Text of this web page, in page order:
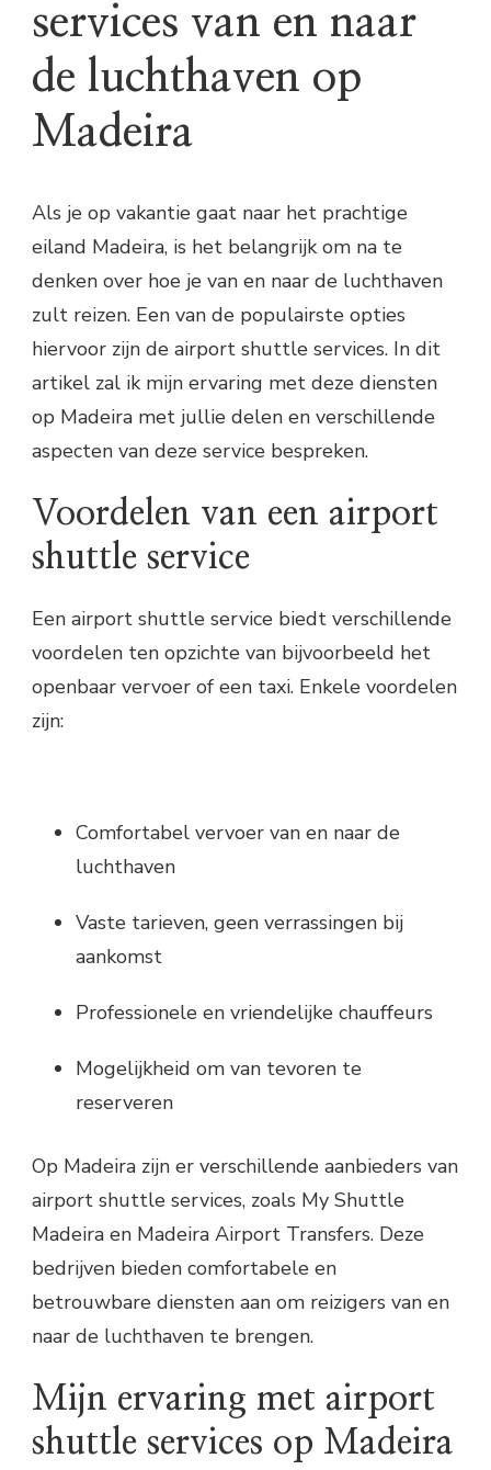
services van en naar
de luchthaven op
Madeira
Als je op vakantie gaat naar het prachtige
eiland Madeira, is het belangrijk om na te
denken over hoe je van en naar de luchthaven
zult reizen. Een van de populairste opties
hiervoor zijn de airport shuttle services. In dit
artikel zal ik mijn ervaring met deze diensten
op Madeira met jullie delen en verschillende
aspecten van deze service bespreken.
Voordelen van een airport
shuttle service
Een airport shuttle service biedt verschillende
voordelen ten opzichte van bijvoorbeeld het
openbaar vervoer of een taxi. Enkele voordelen
zijn:
Comfortabel vervoer van en naar de
luchthaven
Vaste tarieven, geen verrassingen bij
aankomst
Professionele en vriendelijke chauffeurs
Mogelijkheid om van tevoren te
reserveren
Op Madeira zijn er verschillende aanbieders van
airport shuttle services, zoals My Shuttle
Madeira en Madeira Airport Transfers. Deze
bedrijven bieden comfortabele en
betrouwbare diensten aan om reizigers van en
naar de luchthaven te brengen.
Mijn ervaring met airport
shuttle services op Madeira